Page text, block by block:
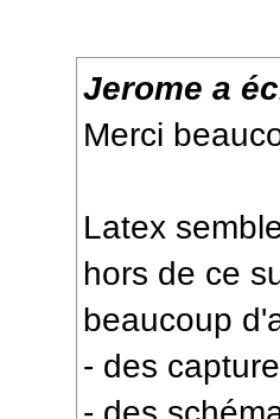
Jerome a
Merci
Latex
hors de ce
beaucoup
- des